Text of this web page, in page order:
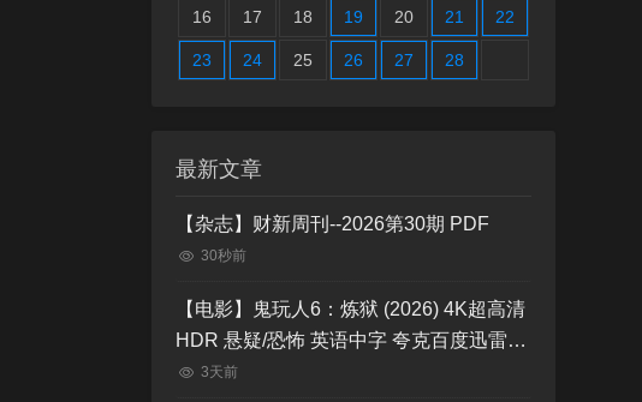
16 17 18 19 20 21 22
23 24 25 26 27 28
最新文章
【杂志】财新周刊--2026第30期 PDF
30秒前
【电影】鬼玩人6：炼狱 (2026) 4K超高清
HDR 悬疑/恐怖 英语中字 夸克百度迅雷
UC网盘
3天前